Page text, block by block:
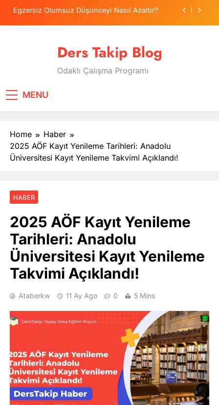
SkipEgzersiz Olumsuz Düşünceyi Nasıl Azaltır?
Tercih Stresinde Veliler Çocuğa Nasıl Destek
Tekrarlama Zorlantısı: Neden Geçmişi
Egzersiz Olumsuz Düşünceyi Nasıl Azaltır?
Psikolojide Sistematik Duyarsızlaştırma
Tercih Stresinde Veliler Çocuğa Nasıl Destek
Olur?
Ders Takip Blog
Odaklı Çalışma Programı
MENU
Home
Haber
2025 AÖF Kayıt Yenileme Tarihleri: Anadolu
Üniversitesi Kayıt Yenileme Takvimi Açıklandı!
HABER
2025 AÖF Kayıt Yenileme
Tarihleri: Anadolu
Üniversitesi Kayıt Yenileme
Takvimi Açıklandı!
Ataberkw 11 Ay Ago 0 5 Mins